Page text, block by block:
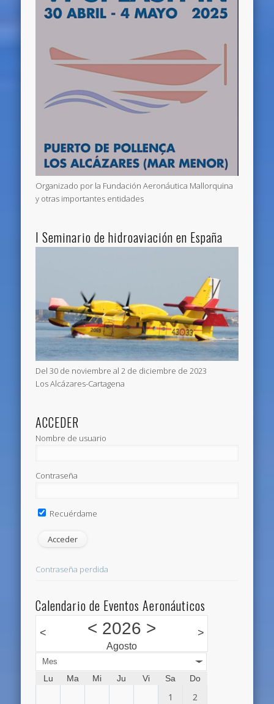
Organizado por la Fundación Aeronáutica Mallorquina
y otras importantes entidades
I Seminario de hidroaviación en España
Del 30 de noviembre al 2 de diciembre de 2023
Los Alcázares-Cartagena
ACCEDER
Nombre de usuario
Contraseña
Recuérdame
Contraseña perdida
Calendario de Eventos Aeronáuticos
< < 2026 >
Agosto
>
Mes
Lu Ma Mi Ju Vi Sa Do
1 2